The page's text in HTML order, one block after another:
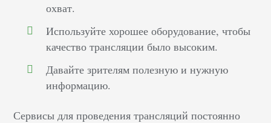
охват.
Используйте хорошее оборудование, чтобы
качество трансляции было высоким.
Давайте зрителям полезную и нужную
информацию.
Сервисы для проведения трансляций постоянно